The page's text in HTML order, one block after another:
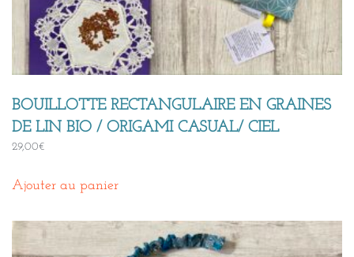
BOUILLOTTE RECTANGULAIRE EN GRAINES
DE LIN BIO / ORIGAMI CASUAL/ CIEL
29,00€
Ajouter au panier